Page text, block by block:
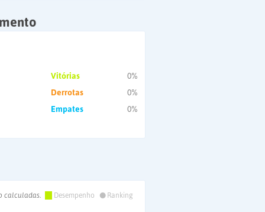
Vitórias
0%
Derrotas
0%
Empates
0%
calculadas. Desempenho •
Ranking